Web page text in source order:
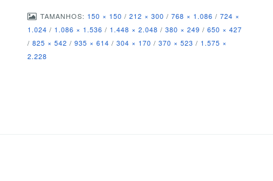
TAMANHOS: 150 × 150 / 212 × 300 / 768 × 1.086 / 724 ×
1.024 / 1.086 × 1.536 / 1.448 × 2.048 / 380 × 249 / 650 × 427
/ 825 × 542 / 935 × 614 / 304 × 170 / 370 × 523 / 1.575 ×
2.228